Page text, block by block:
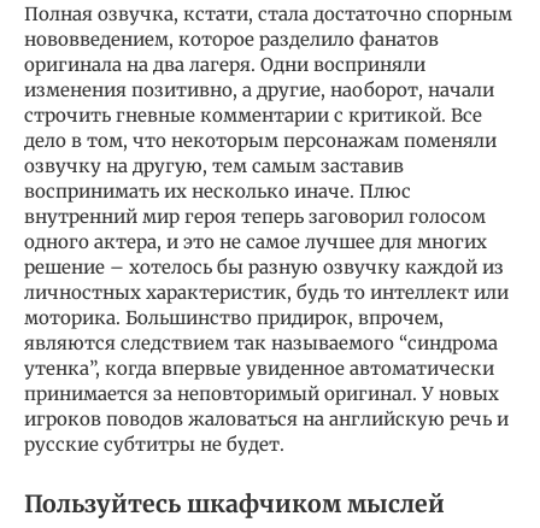
Полная озвучка, кстати, стала достаточно спорным
нововведением, которое разделило фанатов
оригинала на два лагеря. Одни восприняли
изменения позитивно, а другие, наоборот, начали
строчить гневные комментарии с критикой. Все
дело в том, что некоторым персонажам поменяли
озвучку на другую, тем самым заставив
воспринимать их несколько иначе. Плюс
внутренний мир героя теперь заговорил голосом
одного актера, и это не самое лучшее для многих
решение – хотелось бы разную озвучку каждой из
личностных характеристик, будь то интеллект или
моторика. Большинство придирок, впрочем,
являются следствием так называемого “синдрома
утенка”, когда впервые увиденное автоматически
принимается за неповторимый оригинал. У новых
игроков поводов жаловаться на английскую речь и
русские субтитры не будет.
Пользуйтесь шкафчиком мыслей